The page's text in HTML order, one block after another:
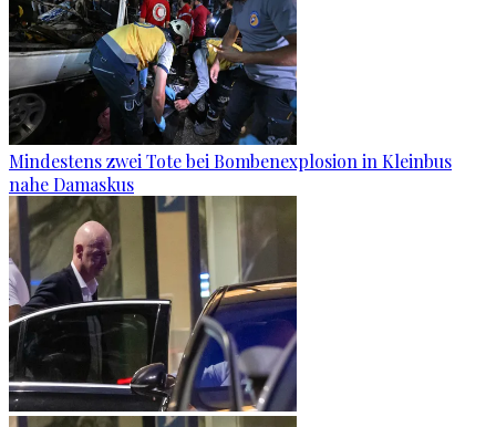
Mindestens zwei Tote bei Bombenexplosion in Kleinbus
nahe Damaskus